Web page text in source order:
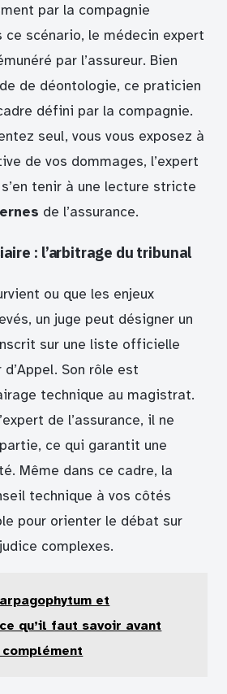
par la compagnie
ce scénario, le médecin expert
par l’assureur. Bien
de déontologie, ce praticien
défini par la compagnie.
seul, vous vous exposez à
de vos dommages, l’expert
tenir à une lecture stricte
de l’assurance.
: l’arbitrage du tribunal
ou que les enjeux
un juge peut désigner un
sur une liste officielle
d’Appel. Son rôle est
technique au magistrat.
de l’assurance, il ne
ce qui garantit une
Même dans ce cadre, la
technique à vos côtés
pour orienter le débat sur
complexes.
et
qu’il faut savoir avant
complément